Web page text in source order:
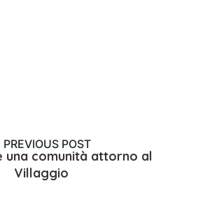
PREVIOUS POST
una comunità attorno al
Villaggio